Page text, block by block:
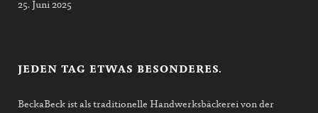
25. Juni 2025
JEDEN TAG ETWAS BESONDERES.
BeckaBeck ist als traditionelle Handwerksbäckerei von der